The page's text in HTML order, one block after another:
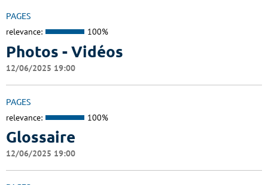
PAGES
relevance: 100%
Photos - Vidéos
12/06/2025 19:00
PAGES
relevance: 100%
Glossaire
12/06/2025 19:00